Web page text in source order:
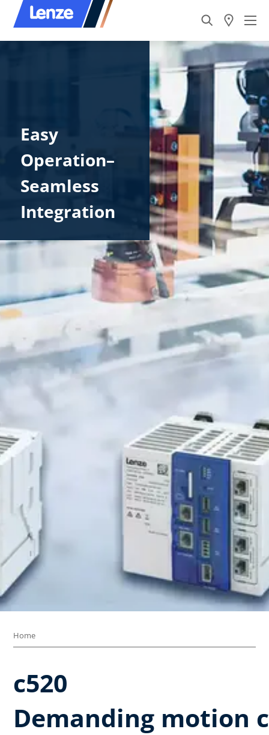
Easy
Operation–
Seamless
Integration
Home
c520 ​
Demanding motion